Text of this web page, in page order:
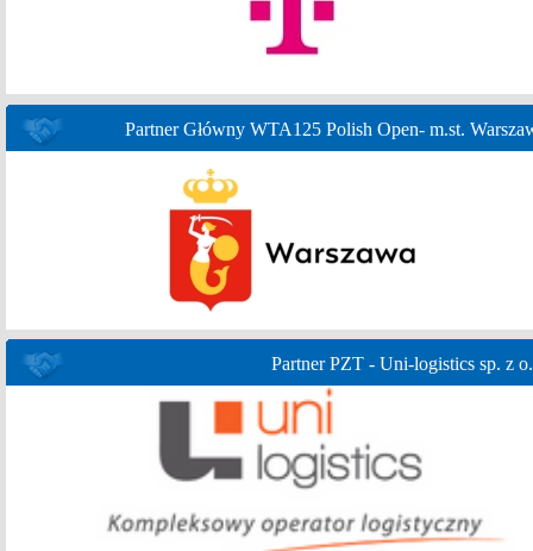
Partner Główny WTA125 Polish Open- m.st.
Partner PZT - Uni-logistics sp. z